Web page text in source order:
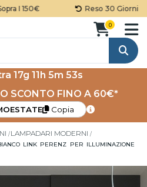
I 150€ Reso 30 Giorni
Cerca
0
17g 11h 5m 53s
SCONTO FINO A 60€*
Copia
LAMPADARI MODERNI
LINK PERENZ PER ILLUMINAZIONE